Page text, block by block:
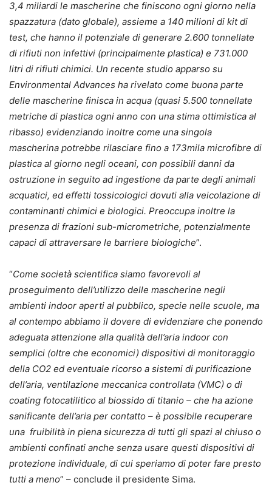
3,4 miliardi le mascherine che finiscono ogni giorno nella
spazzatura (dato globale), assieme a 140 milioni di kit di
test, che hanno il potenziale di generare 2.600 tonnellate
di rifiuti non infettivi (principalmente plastica) e 731.000
litri di rifiuti chimici. Un recente studio apparso su
Environmental Advances ha rivelato come buona parte
delle mascherine finisca in acqua (quasi 5.500 tonnellate
metriche di plastica ogni anno con una stima ottimistica al
ribasso) evidenziando inoltre come una singola
mascherina potrebbe rilasciare fino a 173mila microfibre di
plastica al giorno negli oceani, con possibili danni da
ostruzione in seguito ad ingestione da parte degli animali
acquatici, ed effetti tossicologici dovuti alla veicolazione di
contaminanti chimici e biologici. Preoccupa inoltre la
presenza di frazioni sub-micrometriche, potenzialmente
capaci di attraversare le barriere biologiche”.
“Come società scientifica siamo favorevoli al
proseguimento dell’utilizzo delle mascherine negli
ambienti indoor aperti al pubblico, specie nelle scuole, ma
al contempo abbiamo il dovere di evidenziare che ponendo
adeguata attenzione alla qualità dell’aria indoor con
semplici (oltre che economici) dispositivi di monitoraggio
della CO2 ed eventuale ricorso a sistemi di purificazione
dell’aria, ventilazione meccanica controllata (VMC) o di
coating fotocatilitico al biossido di titanio – che ha azione
sanificante dell’aria per contatto – è possibile recuperare
una fruibilità in piena sicurezza di tutti gli spazi al chiuso o
ambienti confinati anche senza usare questi dispositivi di
protezione individuale, di cui speriamo di poter fare presto
tutti a meno” – conclude il presidente Sima.